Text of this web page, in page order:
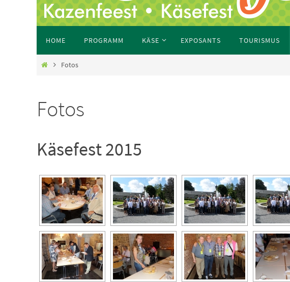
HOME PROGRAMM KÄSE EXPOSANTS TOURISMUS
Fotos
Fotos
Käsefest 2015